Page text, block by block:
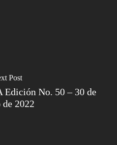
Post
No. 50 – 30 de
2022